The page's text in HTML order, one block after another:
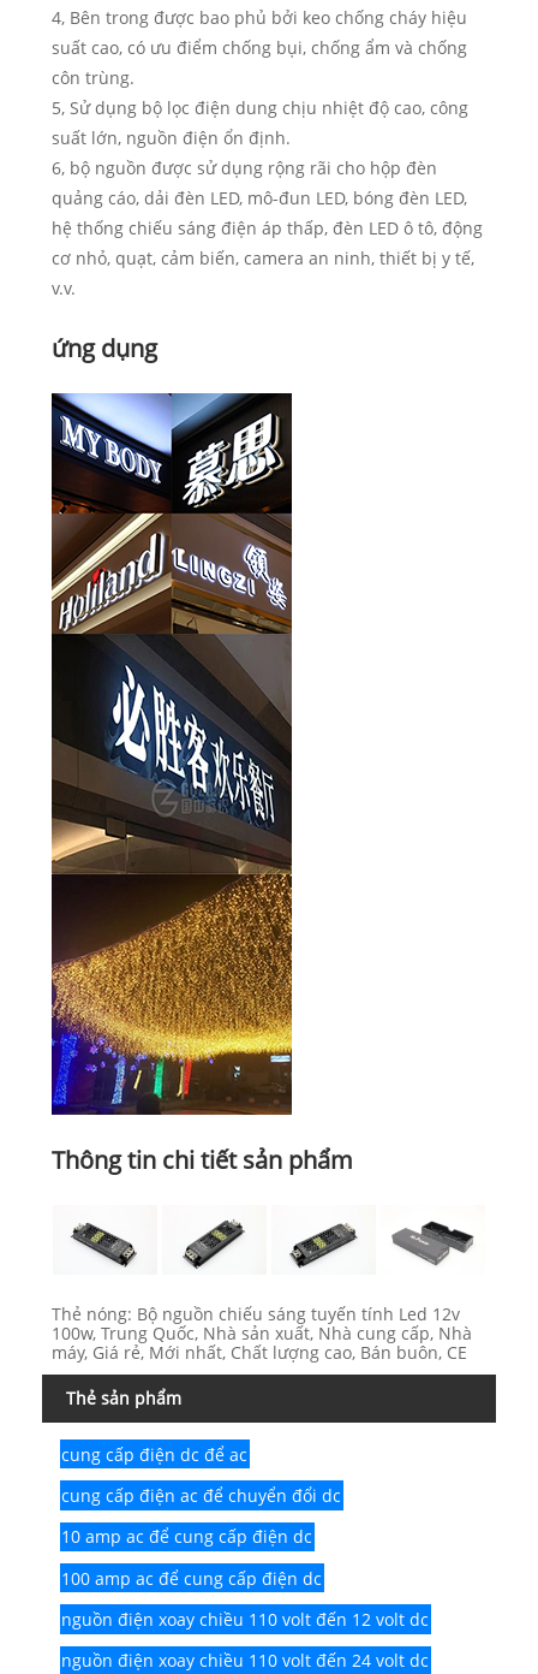
4, Bên trong được bao phủ bởi keo chống cháy hiệu
suất cao, có ưu điểm chống bụi, chống ẩm và chống
côn trùng.
5, Sử dụng bộ lọc điện dung chịu nhiệt độ cao, công
suất lớn, nguồn điện ổn định.
6, bộ nguồn được sử dụng rộng rãi cho hộp đèn
quảng cáo, dải đèn LED, mô-đun LED, bóng đèn LED,
hệ thống chiếu sáng điện áp thấp, đèn LED ô tô, động
cơ nhỏ, quạt, cảm biến, camera an ninh, thiết bị y tế,
v.v.
ứng dụng
Thông tin chi tiết sản phẩm
Thẻ nóng: Bộ nguồn chiếu sáng tuyến tính Led 12v
100w, Trung Quốc, Nhà sản xuất, Nhà cung cấp, Nhà
máy, Giá rẻ, Mới nhất, Chất lượng cao, Bán buôn, CE
Thẻ sản phẩm
cung cấp điện dc để ac
cung cấp điện ac để chuyển đổi dc
10 amp ac để cung cấp điện dc
100 amp ac để cung cấp điện dc
nguồn điện xoay chiều 110 volt đến 12 volt dc
nguồn điện xoay chiều 110 volt đến 24 volt dc